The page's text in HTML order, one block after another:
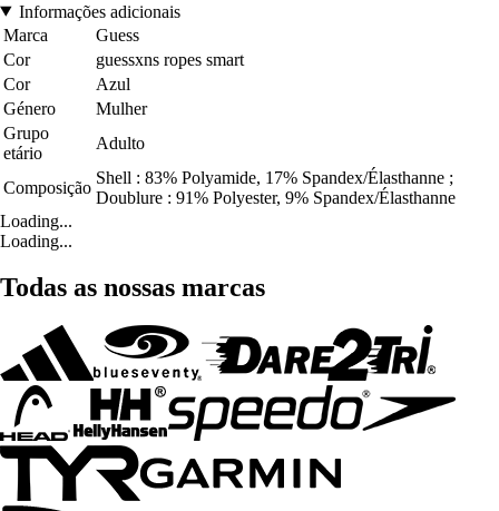
Informações adicionais
Marca
Guess
Cor
guessxns ropes smart
Cor
Azul
Género
Mulher
Grupo
etário
Adulto
Composição
Shell : 83% Polyamide, 17% Spandex/Élasthanne ;
Doublure : 91% Polyester, 9% Spandex/Élasthanne
Loading...
Loading...
Todas as nossas marcas